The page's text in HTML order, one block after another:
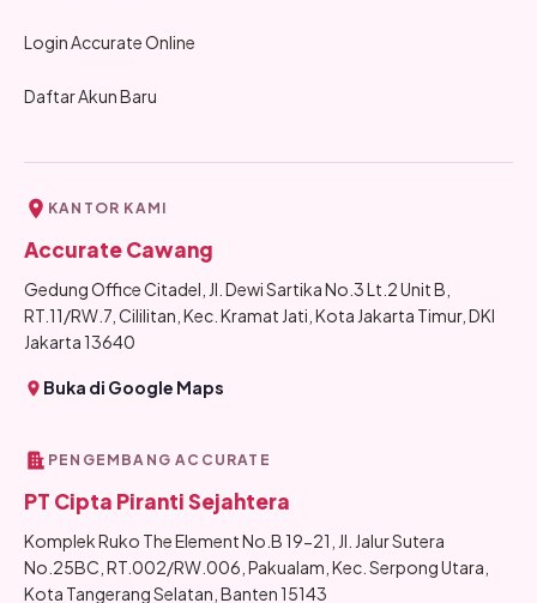
Login Accurate Online
Daftar Akun Baru
KANTOR KAMI
Accurate Cawang
Gedung Office Citadel, Jl. Dewi Sartika No.3 Lt.2 Unit B,
RT.11/RW.7, Cililitan, Kec. Kramat Jati, Kota Jakarta Timur, DKI
Jakarta 13640
Buka di Google Maps
PENGEMBANG ACCURATE
PT Cipta Piranti Sejahtera
Komplek Ruko The Element No.B 19-21, Jl. Jalur Sutera
No.25BC, RT.002/RW.006, Pakualam, Kec. Serpong Utara,
Kota Tangerang Selatan, Banten 15143